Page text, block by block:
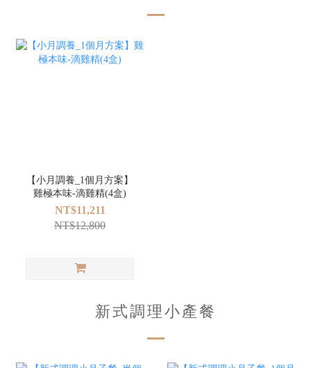
【小月調養_1個月方案】
雞極本味-滴雞精(4盒)
NT$11,211
NT$12,800
新式調理小產餐